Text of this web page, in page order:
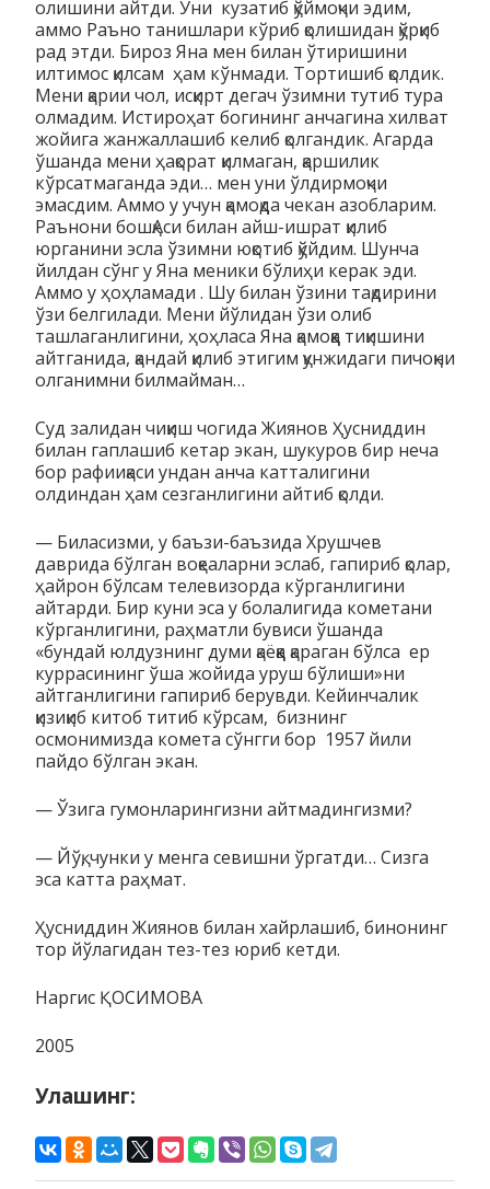
олишини айтди. Уни кузатиб қўймоқчи эдим,
аммо Раъно танишлари кўриб қолишидан қўрқиб
рад этди. Бироз Яна мен билан ўтиришини
илтимос қилсам ҳам кўнмади. Тортишиб қолдик.
Мени қарии чол, исқирт дегач ўзимни тутиб тура
олмадим. Истироҳат богининг анчагина хилват
жойига жанжаллашиб келиб қолгандик. Агарда
ўшанда мени ҳақорат қилмаган, қаршилик
кўрсатмаганда эди… мен уни ўлдирмоқчи
эмасдим. Аммо у учун қамоқда чекан азобларим.
Раънони бошқАси билан айш-ишрат қилиб
юрганини эсла ўзимни юқотиб қўйдим. Шунча
йилдан сўнг у Яна меники бўлиҳи керак эди.
Аммо у ҳоҳламади . Шу билан ўзини тақдирини
ўзи белгилади. Мени йўлидан ўзи олиб
ташлаганлигини, ҳоҳласа Яна қамоққа тиқишини
айтганида, қандай қилиб этигим қунжидаги пичоқни
олганимни билмайман…
Суд залидан чиқиш чогида Жиянов Ҳусниддин
билан гаплашиб кетар экан, шукуров бир неча
бор рафииқаси ундан анча катталигини
олдиндан ҳам сезганлигини айтиб қолди.
— Биласизми, у баъзи-баъзида Хрушчев
даврида бўлган воқеаларни эслаб, гапириб қолар,
ҳайрон бўлсам телевизорда кўрганлигини
айтарди. Бир куни эса у болалигида кометани
кўрганлигини, раҳматли бувиси ўшанда
«бундай юлдузнинг думи қаёққа қараган бўлса ер
куррасининг ўша жойида уруш бўлиши»ни
айтганлигини гапириб берувди. Кейинчалик
қизиқиб китоб титиб кўрсам, бизнинг
осмонимизда комета сўнгги бор 1957 йили
пайдо бўлган экан.
— Ўзига гумонларингизни айтмадингизми?
— Йўқ, чунки у менга севишни ўргатди… Сизга
эса катта раҳмат.
Ҳусниддин Жиянов билан хайрлашиб, бинонинг
тор йўлагидан тез-тез юриб кетди.
Наргис ҚОСИМОВА
2005
Улашинг: